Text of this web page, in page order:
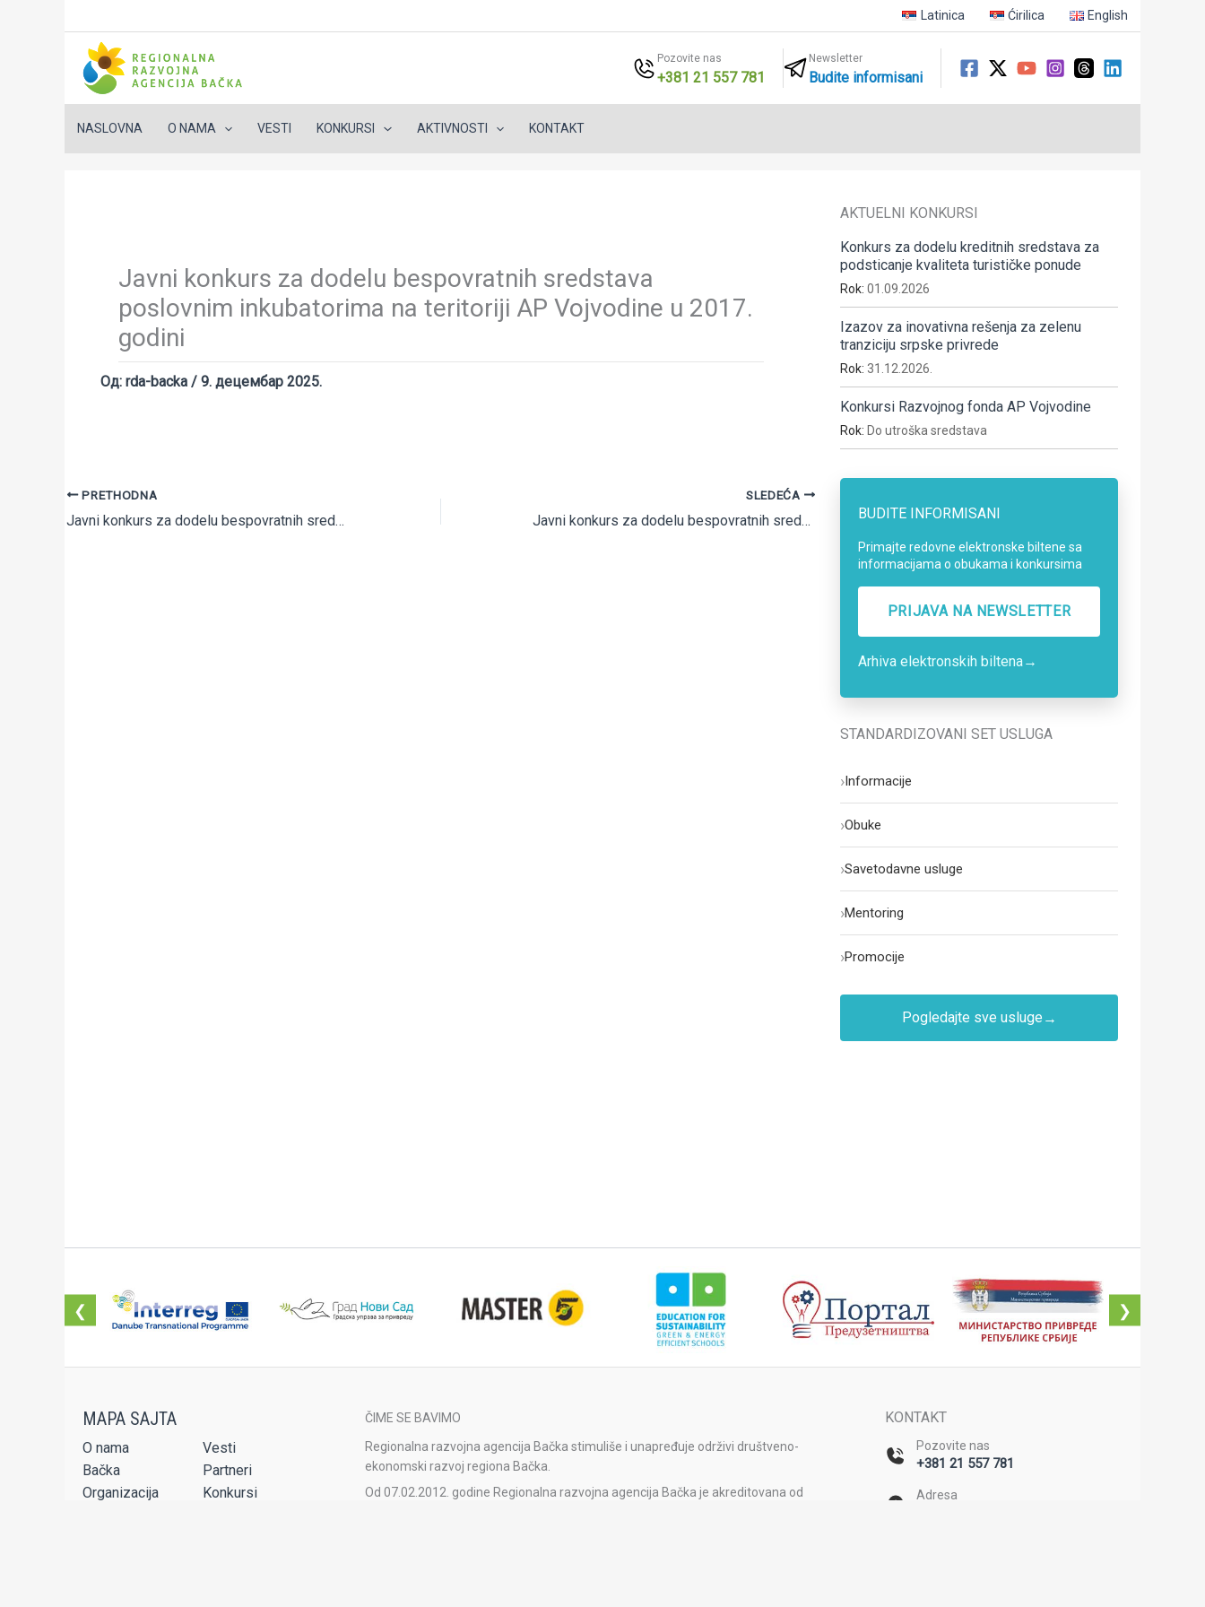
Latinica Ćirilica English
Pozovite nas
+381 21 557 781
Newsletter
Budite informisani
NASLOVNA O NAMA VESTI KONKURSI AKTIVNOSTI KONTAKT
Javni konkurs za dodelu bespovratnih sredstava
poslovnim inkubatorima na teritoriji AP Vojvodine u 2017.
godini
Од: rda-backa / 9. децембар 2025.
PRETHODNA
Javni konkurs za dodelu bespovratnih sredstava za subvencionisanje troškova klaster organizacija za realizaciju projekata od značaja za privredni razvoj AP Vojvodine u 2017. godini
SLEDEĆA
Javni konkurs za dodelu bespovratnih sredstava za sufinansiranje troškova organizacije regionalnih međunarodnih sajamskih manifestacija u AP Vojvodini u 2017. godini
AKTUELNI KONKURSI
Konkurs za dodelu kreditnih sredstava za
podsticanje kvaliteta turističke ponude
Rok: 01.09.2026
Izazov za inovativna rešenja za zelenu
tranziciju srpske privrede
Rok: 31.12.2026.
Konkursi Razvojnog fonda AP Vojvodine
Rok: Do utroška sredstava
BUDITE INFORMISANI
Primajte redovne elektronske biltene sa
informacijama o obukama i konkursima
PRIJAVA NA NEWSLETTER
Arhiva elektronskih biltena→
STANDARDIZOVANI SET USLUGA
›Informacije
›Obuke
›Savetodavne usluge
›Mentoring
›Promocije
Pogledajte sve usluge →
❮ ❯
O nama
Vesti
Bačka
Partneri
Organizacija
Konkursi
ČIME SE BAVIMO
Regionalna razvojna agencija Bačka stimuliše i unapređuje održivi društveno-
ekonomski razvoj regiona Bačka.
Od 07.02.2012. godine Regionalna razvojna agencija Bačka je akreditovana od
KONTAKT
Pozovite nas
+381 21 557 781
Adresa